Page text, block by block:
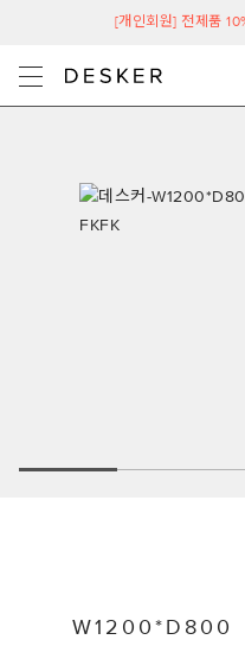
[개인회원] 전제품
W1200*D800